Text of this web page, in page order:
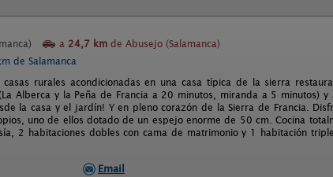
a 24,7 km de Abusejo (Salamanca)
de Salamanca
rurales acondicionadas en una casa típica de la sierra
Alberca y la Peña de Francia a 20 minutos, miranda a 5 minutos) y
la casa y el jardín! Y en pleno corazón de la Sierra de Francia.
uno de ellos dotado de un espejo enorme de 50 cm. Cocina
2 habitaciones dobles con cama de matrimonio y 1 habitación
Email